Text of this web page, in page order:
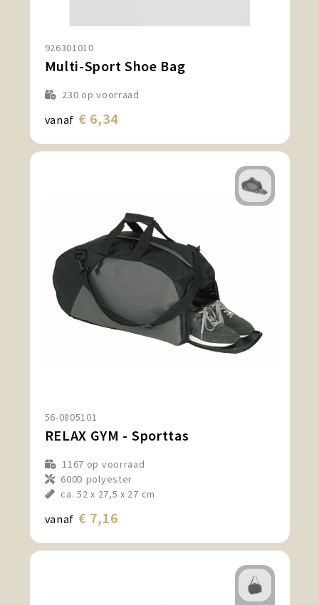
926301010
Multi-Sport Shoe Bag
230 op voorraad
vanaf € 6,34
56-0805101
RELAX GYM - Sporttas
1167 op voorraad
600D polyester
ca. 52 x 27,5 x 27 cm
vanaf € 7,16